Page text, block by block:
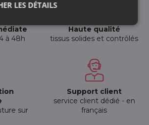
à 48h
Haute qualité
tissus solides et contrôlés
sur
Support client
service client dédié - en
français
LES DÉTAILS